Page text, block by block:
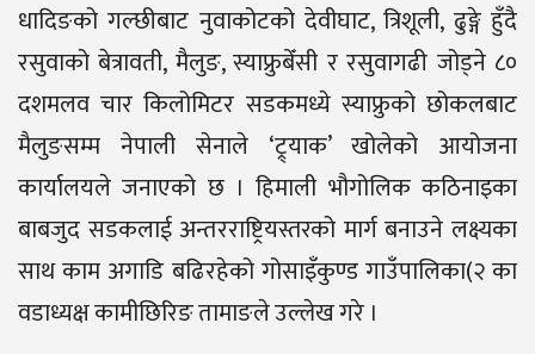
धादिङको गल्छीबाट नुवाकोटको देवीघाट, त्रिशूली, ढुङ्गे हुँदै
रसुवाको बेत्रावती, मैलुङ, स्याफ्रुबेँसी र रसुवागढी जोड्ने ८०
दशमलव चार किलोमिटर सडकमध्ये स्याफ्रुको छोकलबाट
मैलुङसम्म नेपाली सेनाले ‘ट्र्याक’ खोलेको आयोजना
कार्यालयले जनाएको छ । हिमाली भौगोलिक कठिनाइका
बाबजुद सडकलाई अन्तरराष्ट्रियस्तरको मार्ग बनाउने लक्ष्यका
साथ काम अगाडि बढिरहेको गोसाइँकुण्ड गाउँपालिका(२ का
वडाध्यक्ष कामीछिरिङ तामाङले उल्लेख गरे ।